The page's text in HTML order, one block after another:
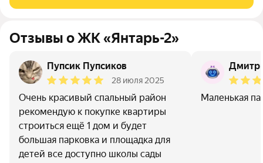
Отзывы о ЖК «Янтарь-2»
Пупсик Пупсиков
28 июля 2025
Очень красивый спальный район
рекомендую к покупке квартиры
строиться ещё 1 дом и будет
большая парковка и площадка для
детей все доступно школы сады
Маленькая